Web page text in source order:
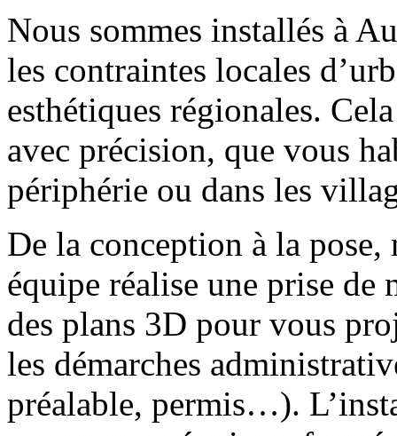
Nous sommes installés à
les contraintes locales
esthétiques régionales.
avec précision, que vous
périphérie ou dans les
De la conception à la pose,
équipe réalise une prise de
des plans 3D pour vous
les démarches
préalable, permis…).